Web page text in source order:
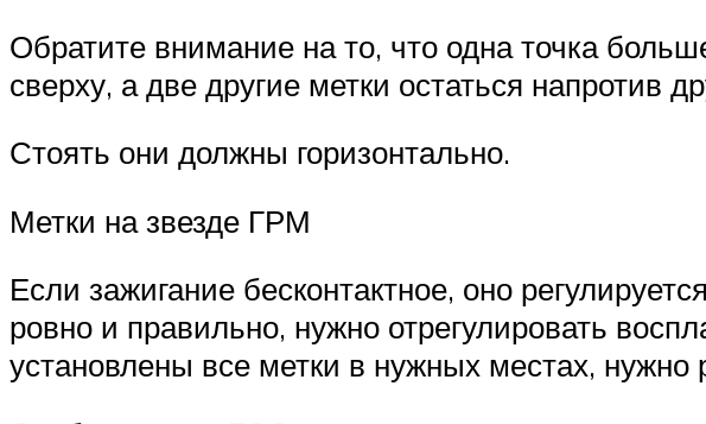
Обратите внимание на то, что одна точка
сверху, а две другие метки остаться напротив
Стоять они должны горизонтально.
Метки на звезде ГРМ
Если зажигание бесконтактное, оно
ровно и правильно, нужно отрегулировать
установлены все метки в нужных местах, нужно